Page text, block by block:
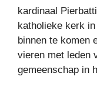
kardinaal
katholieke kerk
binnen te komen
vieren met leden
gemeenschap in